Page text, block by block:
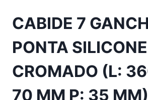
CABIDE 7
PONTA SILICONE
CROMADO (L:
70 MM P: 35 MM)